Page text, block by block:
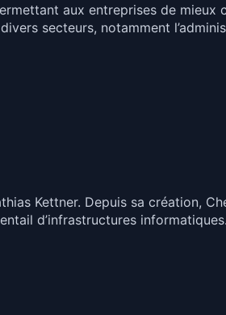
aux entreprises de
secteurs, notamment
Kettner. Depuis sa création,
d’infrastructures informatiques.